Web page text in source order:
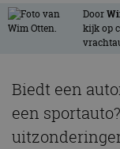
Door
kijk op
Biedt een
een